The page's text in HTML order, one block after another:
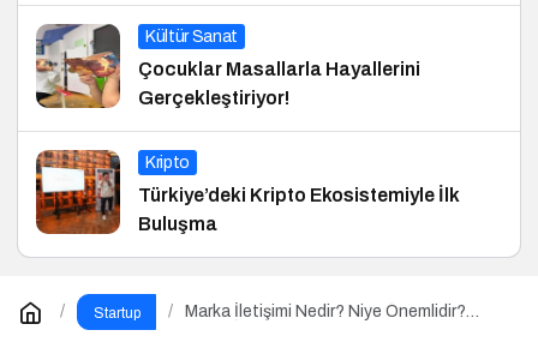
Kültür Sanat
Çocuklar Masallarla Hayallerini
Gerçekleştiriyor!
Kripto
Türkiye’deki Kripto Ekosistemiyle İlk
Buluşma
Startup
Marka İletişimi Nedir? Niye Önemlidir?